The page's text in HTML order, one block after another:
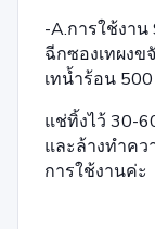
-A.การใช้งาน
ฉีกซองเทผงข
เทน้ำร้อน
แช่ทิ้งไว้ 30-
และล้างทำค
การใช้งานค่ะ